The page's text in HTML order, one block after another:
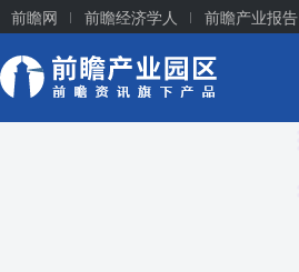
前瞻网 前瞻经济学人 前瞻产业报告